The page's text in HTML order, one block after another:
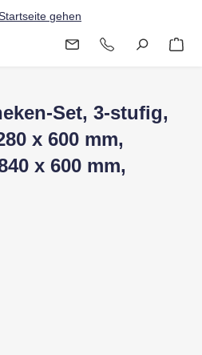
Set, 3-stufig,
x 600 mm,
x 600 mm,